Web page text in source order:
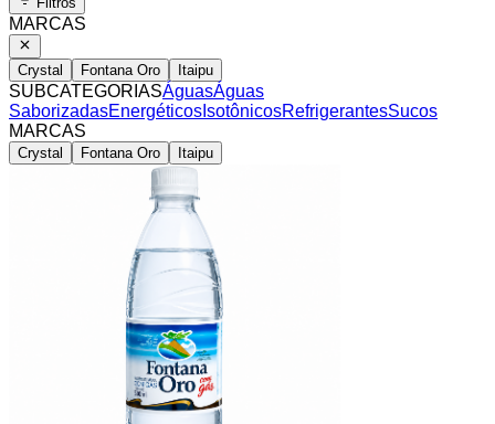
MARCAS
Crystal Fontana Oro Itaipu
SUBCATEGORIASÁguasÁguas
SaborizadasEnergéticos IsotônicosRefrigerantesSucos
MARCAS
Crystal Fontana Oro Itaipu